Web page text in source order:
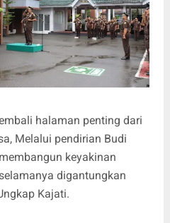
halaman penting dari
Melalui pendirian Budi
keyakinan
digantungkan
Kajati.